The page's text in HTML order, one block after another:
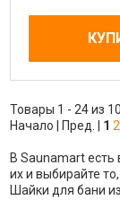
Товары 1 - 24 из
Начало | Пред. | 1 2
В Saunamart есть
их и выбирайте
Шайки для бани